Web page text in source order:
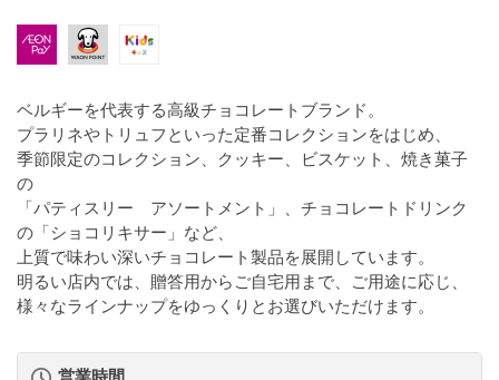
ベルギーを代表する高級チョコレートブランド。
プラリネやトリュフといった定番コレクションをはじめ、
季節限定のコレクション、クッキー、ビスケット、焼き菓子
の
「パティスリー アソートメント」、チョコレートドリンク
の「ショコリキサー」など、
上質で味わい深いチョコレート製品を展開しています。
明るい店内では、贈答用からご自宅用まで、ご用途に応じ、
様々なラインナップをゆっくりとお選びいただけます。
営業時間